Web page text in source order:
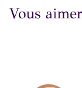
Vous